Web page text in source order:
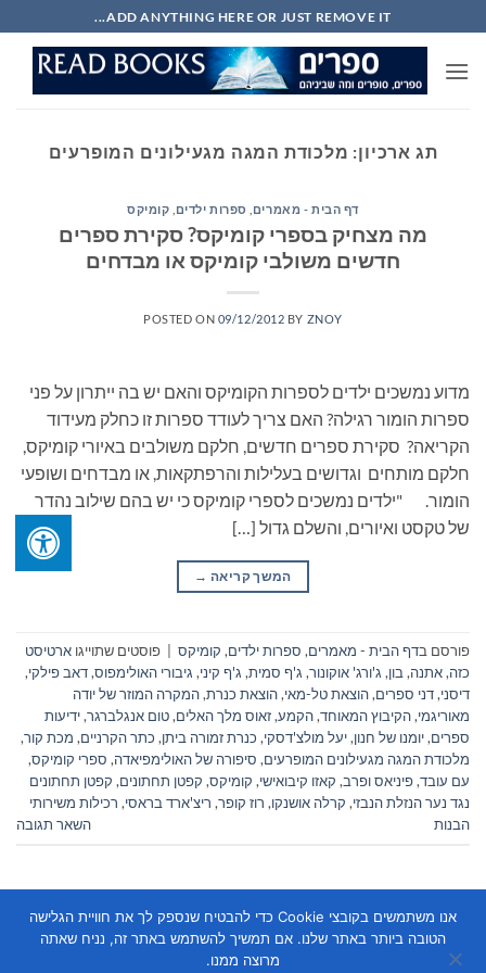
to
content
ADD ANYTHING HERE OR JUST REMOVE IT...
תג ארכיון: מלכודת המגה מגעילונים המופרעים
דף הבית - מאמרים ספרות ילדים קומיקס
מה מצחיק בספרי קומיקס? סקירת ספרים
חדשים משולבי קומיקס או מבדחים
POSTED ON 09/12/2012 BY ZNOY
מדוע נמשכים ילדים לספרות הקומיקס והאם יש בה ייתרון על פני
ספרות הומור רגילה? האם צריך לעודד ספרות זו כחלק מעידוד
הקריאה? סקירת ספרים חדשים, חלקם משולבים באיורי קומיקס,
חלקם מותחים וגדושים בעלילות והרפתקאות, או מבדחים ושופעי
הומור. "ילדים נמשכים לספרי קומיקס כי יש בהם שילוב נהדר
של טקסט ואיורים, והשלם גדול […]
המשך קריאה →
פורסם בדף הבית - מאמרים, ספרות ילדים, קומיקס פוסטים שתוייגו ארטיסט
כזה,אתנה, בון, ג'ורג' אוקונור, ג'ף סמית, ג'ף קיני, גיבורי האולימפוס,דאב פילקי,
דיסני,דני ספרים,הוצאת טל-מאי,הוצאת כנרת,המקרה המוזר של יודה
מאוריגמי,הקיבוץ המאוחד,הקמע,זאוס מלך האלים,טום אנגלברגר,ידיעות
ספרים,יומנו של חנון,יעל מולצ'דסקי, כנרת זמורה ביתן, כתר הקרניים, מכת קור,
מלכודת המגה מגעילונים המופרעים, סיפורה של האולימפיאדה, ספרי קומיקס,
עם עובד,פיניאס ופרב, קאזו קיבואישי, קומיקס, קפטן תחתונים, קפטן תחתונים
נגד נער הנזלת הנבזי, קרלה אושנקו, רוז קופר, ריצ'ארד בראסי, רכילות משירותי
הבנות
השאר תגובה
אנו משתמשים בקובצי Cookie כדי להבטיח שנספק לך את חוויית הגלישה
הטובה ביותר באתר שלנו. אם תמשיך להשתמש באתר זה, נניח שאתה
מרוצה ממנו.